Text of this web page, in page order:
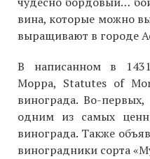
вина, которые можно
выращивают в городе
В написанном в
Морра, Statutes of
винограда. Во-первых,
одним из самых
винограда. Также
виноградники сорта